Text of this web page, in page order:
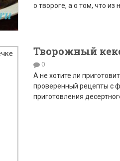
о твороге, а о том, что из
Творожный
0
А не хотите ли
проверенный рецепты с
приготовления